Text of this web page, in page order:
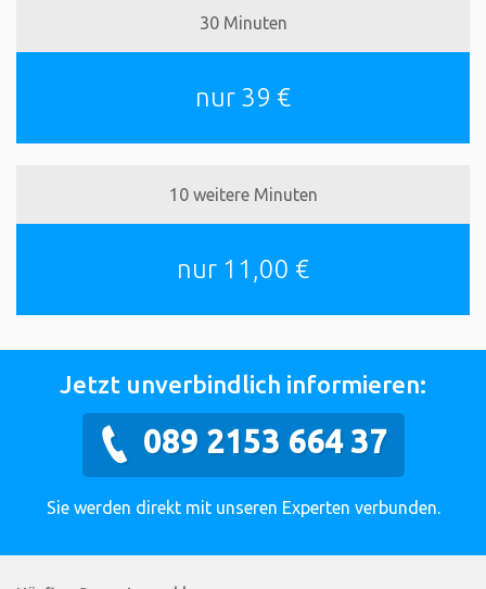
30 Minuten
nur 39 €
10 weitere Minuten
nur 11,00 €
Jetzt unverbindlich informieren:
089 2153 664 37
Sie werden direkt mit unseren Experten verbunden.